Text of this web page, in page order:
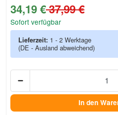
34,19 €37,99 €
Sofort verfügbar
Lieferzeit: 1 - 2 Werktage
(DE - Ausland abweichend)
In den